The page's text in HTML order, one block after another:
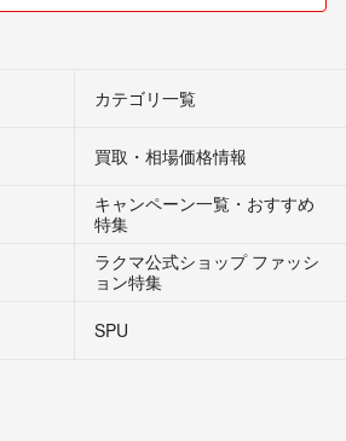
カテゴリ一覧
買取・相場価格情報
キャンペーン一覧・おすすめ
特集
ラクマ公式ショップ ファッシ
ョン特集
SPU